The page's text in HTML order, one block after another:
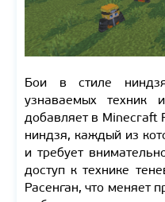
Бои в стиле
узнаваемых техник
добавляет в Minecraft
ниндзя, каждый из
и требует
доступ к технике
Расенган, что меняет